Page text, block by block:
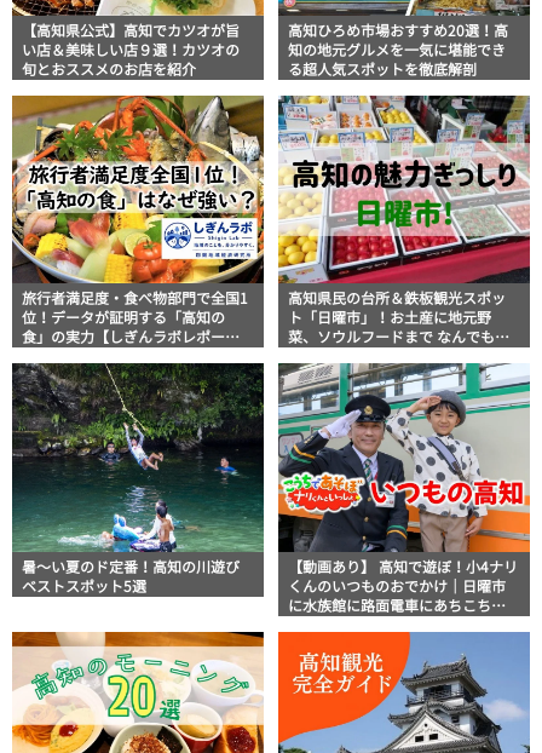
【高知県公式】高知でカツオが旨
い店＆美味しい店９選！カツオの
旬とおススメのお店を紹介
高知ひろめ市場おすすめ20選！高
知の地元グルメを一気に堪能でき
る超人気スポットを徹底解剖
旅行者満足度・食べ物部門で全国1
位！データが証明する「高知の
食」の実力【しぎんラボレポー
高知県民の台所＆鉄板観光スポッ
ト「日曜市」！お土産に地元野
菜、ソウルフードまで なんでもそ
説！
暑～い夏のド定番！高知の川遊び
ベストスポット5選
【動画あり】 高知で遊ぼ！小4ナリ
くんのいつものおでかけ｜日曜市
に水族館に路面電車にあちこち巡